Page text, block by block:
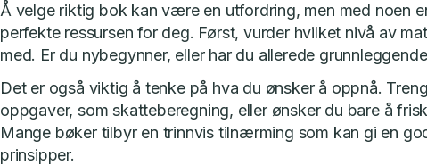
Å velge riktig bok kan være en utfordring, men med noen
perfekte ressursen for deg. Først, vurder hvilket nivå av
med. Er du nybegynner, eller har du allerede
Det er også viktig å tenke på hva du ønsker å oppnå.
oppgaver, som skatteberegning, eller ønsker du bare å
Mange bøker tilbyr en trinnvis tilnærming som kan gi en
prinsipper.